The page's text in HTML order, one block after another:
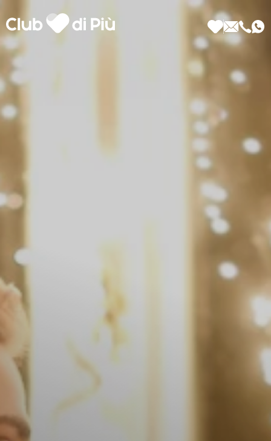
Le testimonianze Club di Più
La fondatrice Valeria Pilla
Annunci Donne
Agenzia matrimoniale Club di Più
Love Notebook
Quanto costa Club di Più
Love Academy
Domande Frequenti
Facebook